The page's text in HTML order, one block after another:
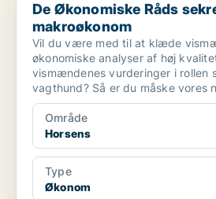
De Økonomiske Råds
makroøkonom
Vil du være med til at klæde
økonomiske analyser af høj
vismændenes vurderinger i rollen
vagthund? Så er du måske vores
Område
Horsens
Type
Økonom